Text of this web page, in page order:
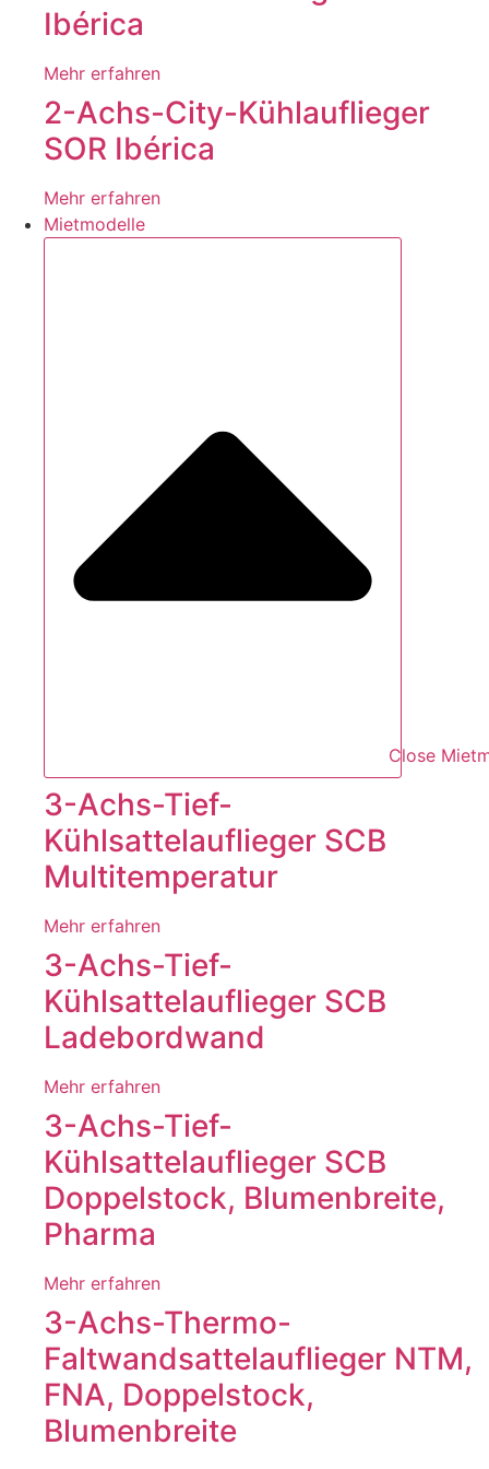
Ibérica
Mehr erfahren
2-Achs-City-Kühlauflieger
SOR Ibérica
Mehr erfahren
Mietmodelle
Close
3-Achs-Tief-
Kühlsattelauflieger SCB
Multitemperatur
Mehr erfahren
3-Achs-Tief-
Kühlsattelauflieger SCB
Ladebordwand
Mehr erfahren
3-Achs-Tief-
Kühlsattelauflieger SCB
Doppelstock, Blumenbreite,
Pharma
Mehr erfahren
3-Achs-Thermo-
Faltwandsattelauflieger NTM,
FNA, Doppelstock,
Blumenbreite